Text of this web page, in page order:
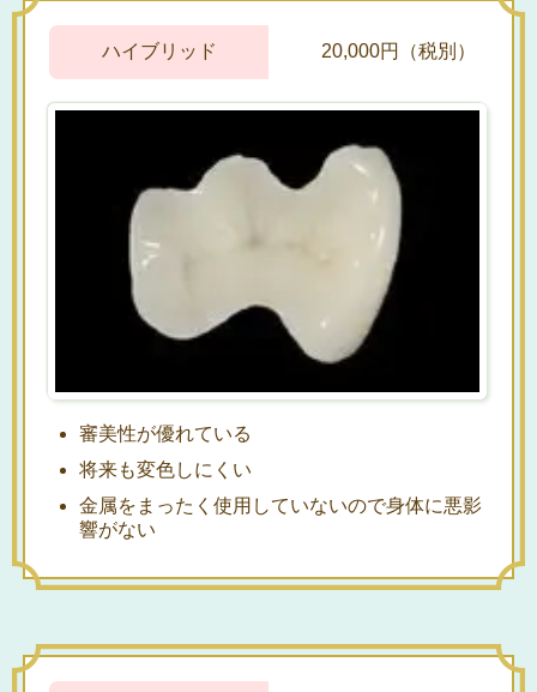
ハイブリッド 20,000円（税別）
審美性が優れている
将来も変色しにくい
金属をまったく使用していないので身体に悪影
響がない